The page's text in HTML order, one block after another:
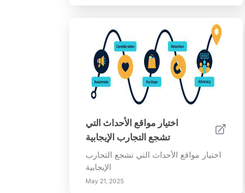
اختيار مواقع الأحداث التي
تشجع التجارب الإيجابية
اختيار مواقع الأحداث التي تشجع التجارب
الإيجابية
May 21, 2025